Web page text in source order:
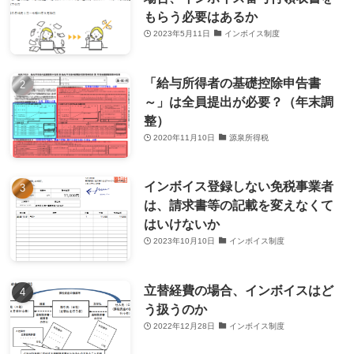
もらう必要はあるか
2023年5月11日 インボイス制度
「給与所得者の基礎控除申告書
～」は全員提出が必要？（年末調
整）
2020年11月10日 源泉所得税
インボイス登録しない免税事業者
は、請求書等の記載を変えなくて
はいけないか
2023年10月10日 インボイス制度
立替経費の場合、インボイスはど
う扱うのか
2022年12月28日 インボイス制度